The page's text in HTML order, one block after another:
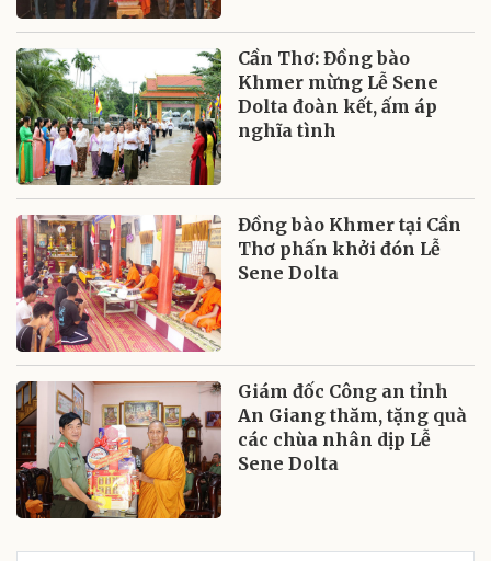
Cần Thơ: Đồng bào
Khmer mừng Lễ Sene
Dolta đoàn kết, ấm áp
nghĩa tình
Đồng bào Khmer tại Cần
Thơ phấn khởi đón Lễ
Sene Dolta
Giám đốc Công an tỉnh
An Giang thăm, tặng quà
các chùa nhân dịp Lễ
Sene Dolta